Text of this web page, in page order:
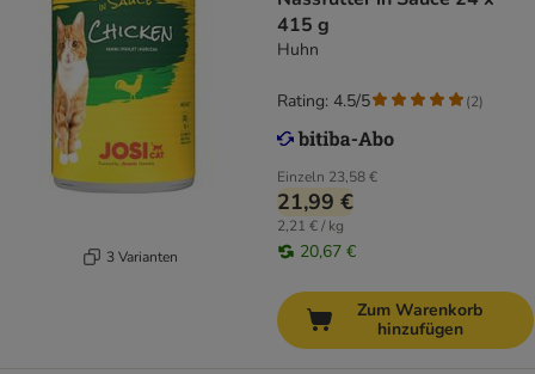
3 Varianten
415 g
Huhn
Einzeln 23,58 €
21,99 €
2,21 € / kg
20,67 €
Rating: 4.5/5 (2)
Zum Warenkorb
hinzufügen